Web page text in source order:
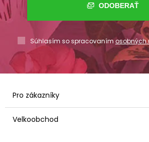
ODOBERAŤ
Súhlasím so spracovaním osobných
Pro zákazníky
Velkoobchod